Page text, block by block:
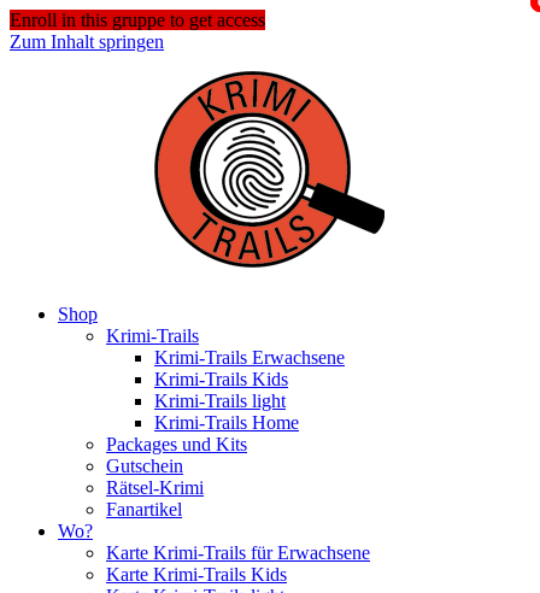
Enroll in this gruppe to get access
Zum Inhalt springen
Shop
Krimi-Trails
Krimi-Trails Erwachsene
Krimi-Trails Kids
Krimi-Trails light
Krimi-Trails Home
Packages und Kits
Gutschein
Rätsel-Krimi
Fanartikel
Wo?
Karte Krimi-Trails für Erwachsene
Karte Krimi-Trails Kids